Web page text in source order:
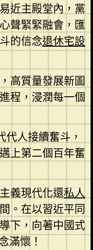
近主殿堂內，黨
聲緊緊融會，匯
的信念退休宅設
高質量發展新圖
程，浸潤每一個
代人接續奮斗，
上第二個百年奮
義現代化還私人
。在以習近平同
下，向著中國式
滿懷！